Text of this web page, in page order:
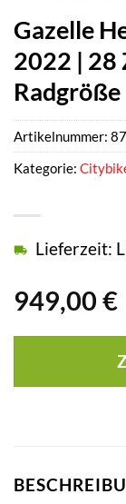
Gazelle
2022 | 28
Radgröße
949,00 €
Lieferzeit:
Artikelnummer:
Kategorie: